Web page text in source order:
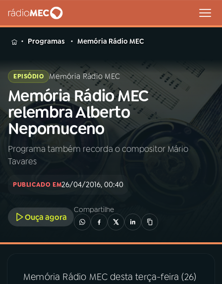
MENU
Buscar
na
Rádio
MEC
Buscar
Início AO VIVO
INÍCIO
A RÁDIO
03PROGRAMAÇÃO
04PROGRAMAS
Programas Memória Rádio MEC
EPISÓDIO Memória Rádio MEC
Memória Rádio MEC
relembra Alberto
Nepomuceno
Programa também recorda o compositor Mário
Tavares
PUBLICADO EM26/04/2016, 00:40
Ouça agora
Compartilhe
Memória Rádio MEC desta terça-feira (26)